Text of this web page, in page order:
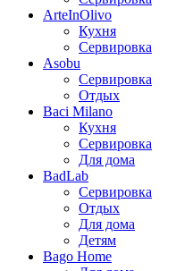
ArteInOlivo
Кухня
Сервировка
Asobu
Сервировка
Отдых
Baci Milano
Кухня
Сервировка
Для дома
BadLab
Сервировка
Отдых
Для дома
Детям
Bago Home